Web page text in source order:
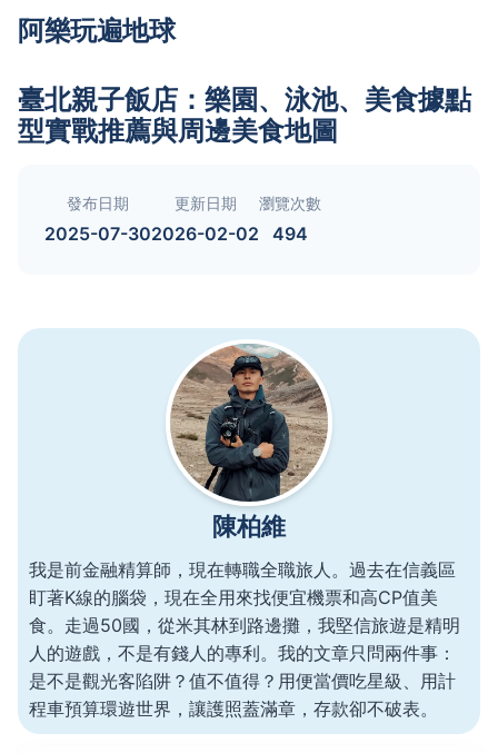
阿樂玩遍地球
臺北親子飯店：樂園、泳池、美食據點
型實戰推薦與周邊美食地圖
發布日期
2025-07-30
更新日期
2026-02-02
瀏覽次數
494
陳柏維
我是前金融精算師，現在轉職全職旅人。過去在信義區
盯著K線的腦袋，現在全用來找便宜機票和高CP值美
食。走過50國，從米其林到路邊攤，我堅信旅遊是精明
人的遊戲，不是有錢人的專利。我的文章只問兩件事：
是不是觀光客陷阱？值不值得？用便當價吃星級、用計
程車預算環遊世界，讓護照蓋滿章，存款卻不破表。